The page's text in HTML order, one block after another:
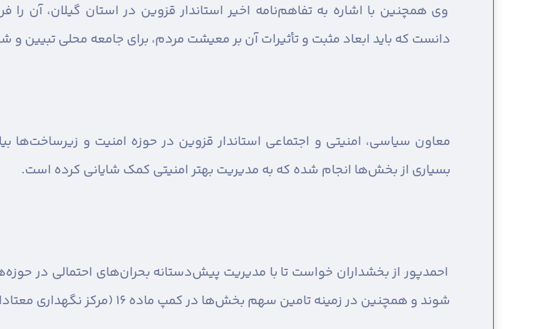
وی همچنین با اشاره به تفاهم‌نامه اخیر استاندار قزوین در استان گیلان، آن
دانست که باید ابعاد مثبت و تأثیرات آن بر معیشت مردم، برای جامعه محلی تبیین
معاون سیاسی، امنیتی و اجتماعی استاندار قزوین در حوزه امنیت و زیرساخت‌ها
بسیاری از بخش‌ها انجام شده که به مدیریت بهتر امنیتی کمک شایانی کرده است.
احمدپور از بخشداران خواست تا با مدیریت پیش‌دستانه بحران‌های احتمالی در
شوند و همچنین در زمینه تامین سهم بخش‌ها در کمپ ماده ۱۶ (مرکز نگهداری معتادان متجاهر) جدیت لازم را داشته باشند.